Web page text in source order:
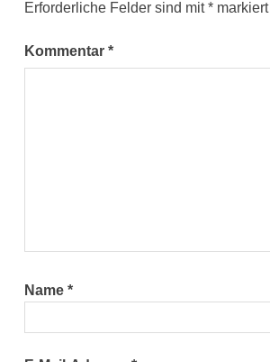
Erforderliche Felder sind mit* markiert
Kommentar*
Name*